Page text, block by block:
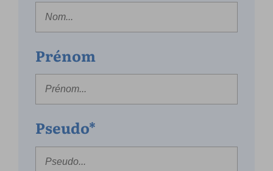
Prénom
Pseudo*